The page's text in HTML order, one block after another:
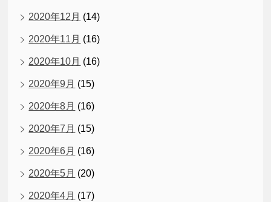
2020年12月 (14)
2020年11月 (16)
2020年10月 (16)
2020年9月 (15)
2020年8月 (16)
2020年7月 (15)
2020年6月 (16)
2020年5月 (20)
2020年4月 (17)